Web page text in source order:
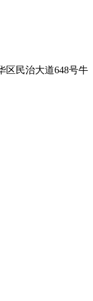
区民治大道648号牛